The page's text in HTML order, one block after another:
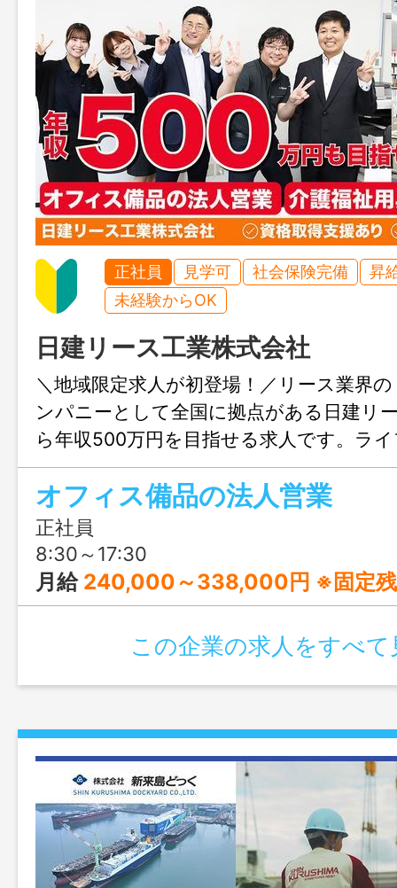
正社員 見学可 社会保険完備
昇
未経験からOK
日建リース工業株式会社
＼地域限定求人が初登場！／リース業界
ンパニーとして全国に拠点がある日建リ
ら年収500万円を目指せる求人です。ラ
わせて働き方の相談が可能で、入社5年程
円を超える社員さんも珍しくないとか…
やりがいを感じながら都心並みの待遇を
で、新しい人生設計を描いてみませんか
オフィス備品の法人営業
正社員
8:30～17:30
月給 240,000～338,000円 ※固定残
この企業の求人をすべて